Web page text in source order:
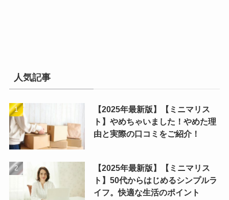
人気記事
【2025年最新版】【ミニマリス
ト】やめちゃいました！やめた理
由と実際の口コミをご紹介！
【2025年最新版】【ミニマリス
ト】50代からはじめるシンプルラ
イフ。快適な生活のポイント